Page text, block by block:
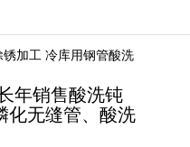
加工 冷库用钢管酸洗
年销售酸洗钝
化无缝管、酸洗